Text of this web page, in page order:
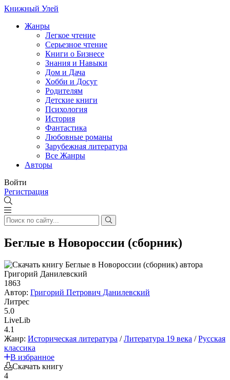
Книжный Улей
Жанры
Легкое чтение
Серьезное чтение
Книги о Бизнесе
Знания и Навыки
Дом и Дача
Хобби и Досуг
Родителям
Детские книги
Психология
История
Фантастика
Любовные романы
Зарубежная литература
Все Жанры
Авторы
Войти
Регистрация
Беглые в Новороссии (сборник)
1863
Автор: Григорий Петрович Данилевский
Литрес
5.0
LiveLib
4.1
Жанр: Историческая литература /Литература 19 века /Русская
классика
В избранное
Скачать книгу
4